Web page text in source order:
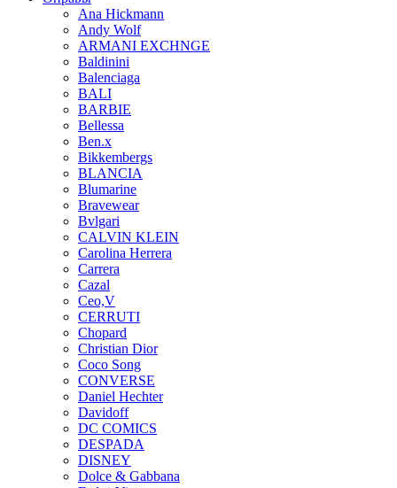
Ana Hickmann
Andy Wolf
ARMANI EXCHNGE
Baldinini
Balenciaga
BALI
BARBIE
Bellessa
Ben.x
Bikkembergs
BLANCIA
Blumarine
Bravewear
Bvlgari
CALVIN KLEIN
Carolina Herrera
Carrera
Cazal
Ceo,V
CERRUTI
Chopard
Christian Dior
Coco Song
CONVERSE
Daniel Hechter
Davidoff
DC COMICS
DESPADA
DISNEY
Dolce & Gabbana